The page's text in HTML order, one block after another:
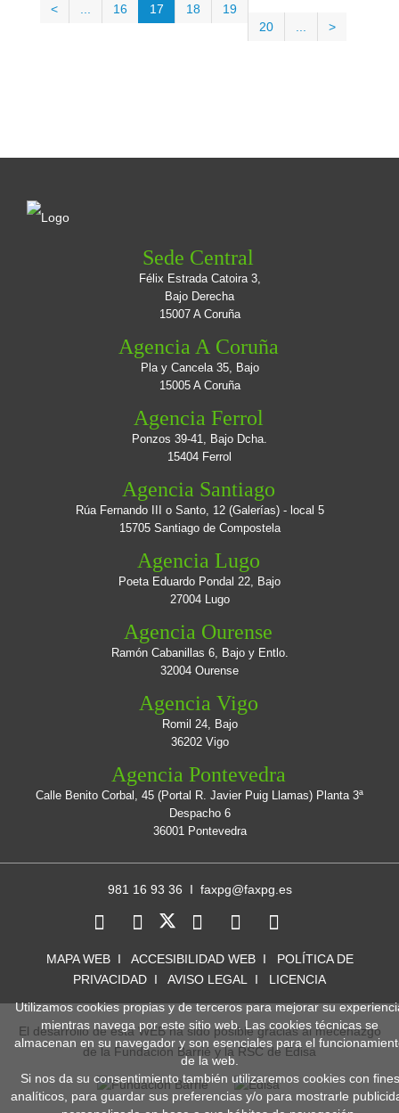
< 16 17 18
19
20
>
Sede Central
Félix Estrada Catoira 3,
Bajo Derecha
15007 A Coruña
Agencia A Coruña
Pla y Cancela 35, Bajo
15005 A Coruña
Agencia Ferrol
Ponzos 39-41, Bajo Dcha.
15404 Ferrol
Agencia Santiago
Rúa Fernando III o Santo, 12 (Galerías) - local 5
15705 Santiago de Compostela
Agencia Lugo
Poeta Eduardo Pondal 22, Bajo
27004 Lugo
Agencia Ourense
Ramón Cabanillas 6, Bajo y Entlo.
32004 Ourense
Agencia Vigo
Romil 24, Bajo
36202 Vigo
Agencia Pontevedra
Calle Benito Corbal, 45 (Portal R. Javier Puig Llamas) Planta 3ª
Despacho 6
36001 Pontevedra
981 16 93 36 I faxpg@faxpg.es
MAPA WEBI ACCESIBILIDAD WEBI POLÍTICA DE
PRIVACIDAD I AVISO LEGAL I LICENCIA
El desarrollo de esta WEB ha sido posible gracias al mecenazgo
de la Fundación Barrié y la RSC de Edisa
Utilizamos cookies propias y de terceros para mejorar su
mientras navega por este sitio web. Las cookies técnicas se
almacenan en su navegador y son esenciales para el
de la web.
Si nos da su consentimiento también utilizaremos cookies con fines
analíticos, para guardar sus preferencias y/o para mostrarle